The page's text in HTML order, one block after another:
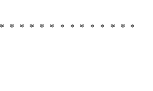
＊＊＊＊＊＊＊＊＊